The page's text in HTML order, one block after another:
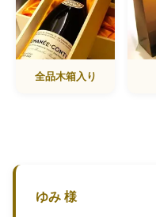
全品木箱入り
ゆみ 様